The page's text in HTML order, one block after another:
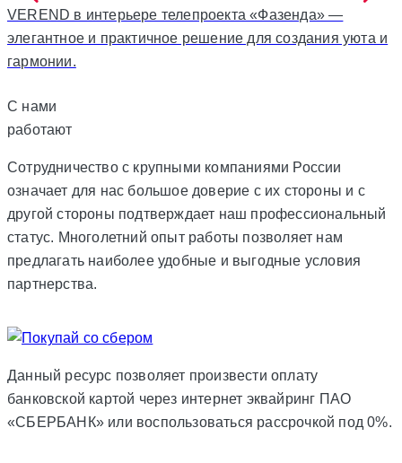
VEREND в интерьере телепроекта «Фазенда» —
элегантное и практичное решение для создания уюта и
гармонии.
С нами
работают
Сотрудничество с крупными компаниями России
означает для нас большое доверие с их стороны и с
другой стороны подтверждает наш профессиональный
статус. Многолетний опыт работы позволяет нам
предлагать наиболее удобные и выгодные условия
партнерства.
Данный ресурс позволяет произвести оплату
банковской картой через интернет эквайринг ПАО
«СБЕРБАНК» или воспользоваться рассрочкой под 0%.